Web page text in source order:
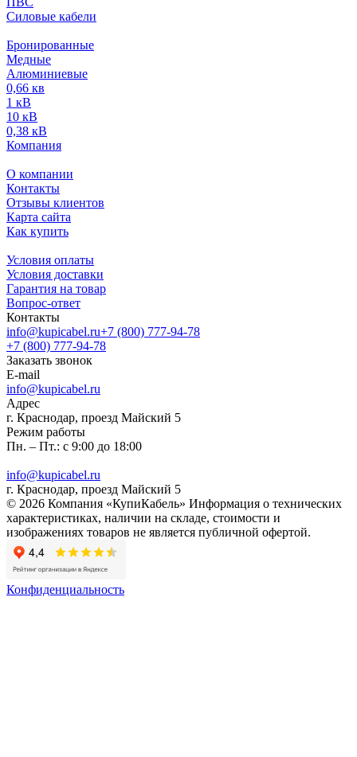
Силовые кабели
Бронированные
Медные
Алюминиевые
0,66 кв
1 кВ
10 кВ
0,38 кВ
Компания
О компании
Контакты
Отзывы клиентов
Карта сайта
Как купить
Условия оплаты
Условия доставки
Гарантия на товар
Вопрос-ответ
Контакты
info@kupicabel.ru+7 (800) 777-94-78
+7 (800) 777-94-78
Заказать звонок
E-mail
info@kupicabel.ru
Адрес
г. Краснодар, проезд Майский 5
Режим работы
Пн. – Пт.: с 9:00 до 18:00
info@kupicabel.ru
г. Краснодар, проезд Майский 5
© 2026 Компания «КупиКабель» Информация о технических
характеристиках, наличии на складе, стоимости и
изображениях товаров не является публичной офертой.
Конфиденциальность